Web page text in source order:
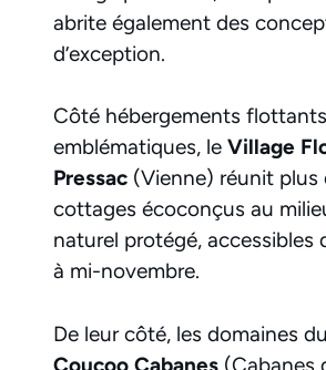
abrite également des
d’exception.
Côté hébergements flottants
emblématiques, le Village
Pressac (Vienne) réunit plus
cottages écoconçus au
naturel protégé, accessibles
à mi-novembre.
De leur côté, les domaines
Coucoo Cabanes (Cabanes